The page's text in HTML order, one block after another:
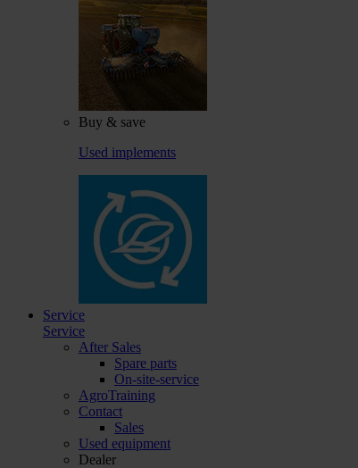
Buy & save
Used implements
Service
Service
After Sales
Spare parts
On-site-service
AgroTraining
Contact
Sales
Used equipment
Dealer